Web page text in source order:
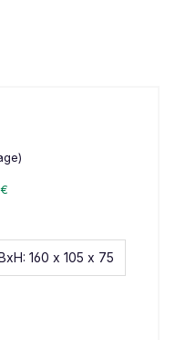
160 x 105 x 75